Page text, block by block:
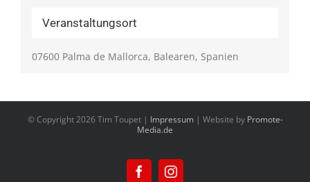
Veranstaltungsort
07600 Palma de Mallorca, Balearen, Spanien
© Copyright2026 Tim Toupet | Impressum | Website by Promote-
Media.de
FacebookInstagram